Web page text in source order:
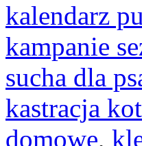
kalendarz
kampanie
sucha dla
kastracja
domowe,